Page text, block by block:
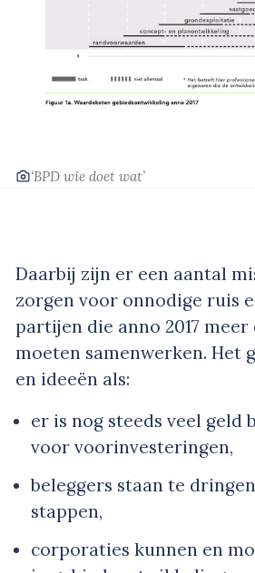
‘BPD wie doet wat’
Daarbij zijn er een aantal
zorgen voor onnodige ruis
partijen die anno 2017
moeten samenwerken. Het
en ideeën als:
er is nog steeds veel geld
voor voorinvesteringen,
beleggers staan te
stappen,
corporaties kunnen en